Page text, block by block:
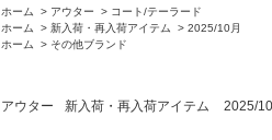
ホーム > アウター > コート/テーラード
ホーム
> 新入荷・再入荷アイテム > 2025/10月
ホーム
> その他ブランド
アウター 新入荷・再入荷アイテム 2025/